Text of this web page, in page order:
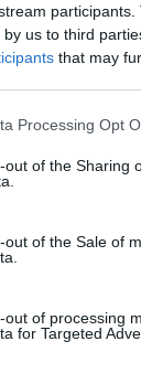
us to third
that may
Processing Opt
out of the Sharing
out of the Sale of
out of processing
for Targeted
εκδηλώσεις
έως 4
Μαρτίου
τμήμα της